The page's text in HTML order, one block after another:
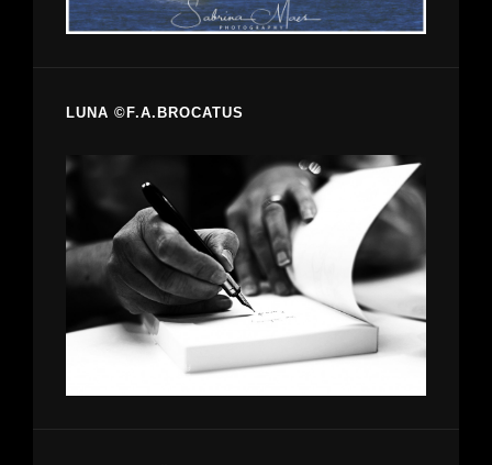
LUNA ©F.A.BROCATUS